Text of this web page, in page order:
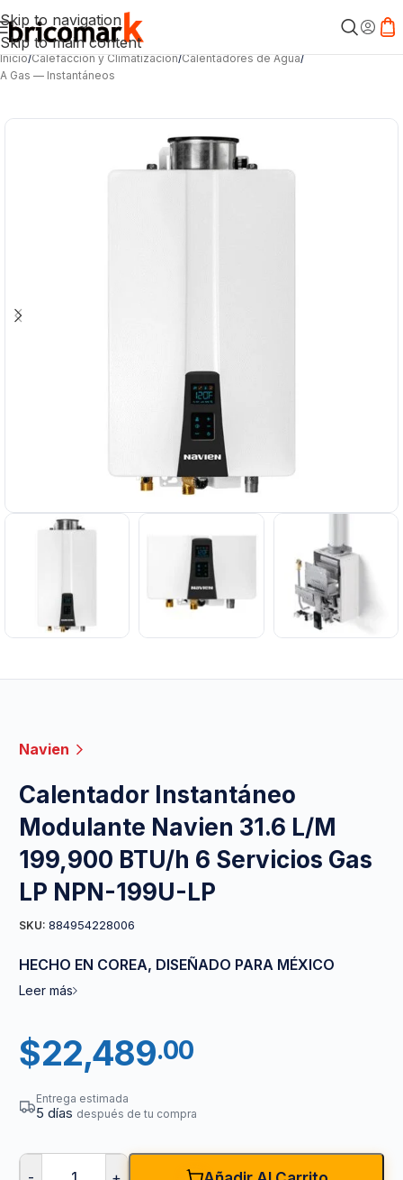
Skip to navigation
Skip to main content
Inicio/Calefacción y Climatización/Calentadores de Agua/
A Gas — Instantáneos
Navien
Calentador Instantáneo
Modulante Navien 31.6 L/M
199,900 BTU/h 6 Servicios Gas
LP NPN-199U-LP
SKU: 884954228006
HECHO EN COREA, DISEÑADO PARA MÉXICO
Leer más
$22,489.00
Entrega estimada
5 días después de tu compra